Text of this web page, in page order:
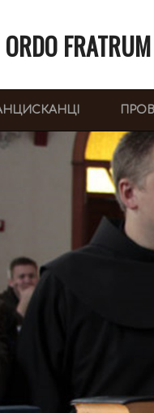
ORDO